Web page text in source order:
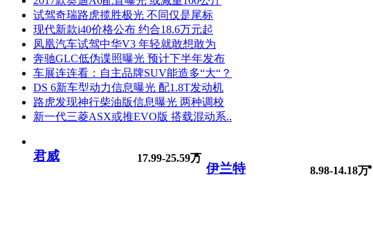
试驾奇瑞路虎揽胜极光 不同仅是尾标
现代新款i40价格公布 约合18.6万元起
凤凰汽车试驾中华V3 年轻就敢想敢为
奔驰GLC低伪谍照曝光 预计下半年发布
车展连连看：自主品牌SUV能造多“大“？
DS 6新车型动力信息曝光 配1.8T发动机
路虎发现神行柴油版信息曝光 两种调校
新一代三菱ASX或推EVO版 搭载混动系..
君威 17.99-25.59万
伊兰特 8.98-14.18万